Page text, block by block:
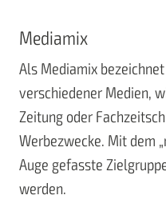
Mediamix
Als Mediamix
verschiedener Medien,
Zeitung oder
Werbezwecke. Mit dem
Auge gefasste
werden.